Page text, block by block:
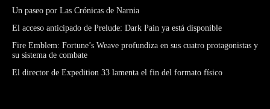
Un paseo por Las Crónicas de Narnia
El acceso anticipado de Prelude: Dark Pain ya está disponible
Fire Emblem: Fortune’s Weave profundiza en sus cuatro protagonistas y
su sistema de combate
El director de Expedition 33 lamenta el fin del formato físico